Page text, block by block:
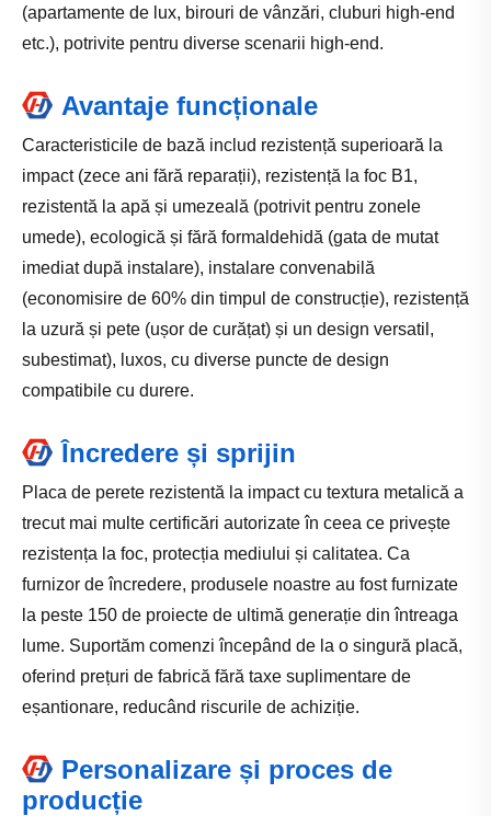
(apartamente de lux, birouri de vânzări, cluburi high-end
etc.), potrivite pentru diverse scenarii high-end.
Avantaje funcționale
Caracteristicile de bază includ rezistență superioară la
impact (zece ani fără reparații), rezistență la foc B1,
rezistentă la apă și umezeală (potrivit pentru zonele
umede), ecologică și fără formaldehidă (gata de mutat
imediat după instalare), instalare convenabilă
(economisire de 60% din timpul de construcție), rezistență
la uzură și pete (ușor de curățat) și un design versatil,
subestimat), luxos, cu diverse puncte de design
compatibile cu durere.
Încredere și sprijin
Placa de perete rezistentă la impact cu textura metalică a
trecut mai multe certificări autorizate în ceea ce privește
rezistența la foc, protecția mediului și calitatea. Ca
furnizor de încredere, produsele noastre au fost furnizate
la peste 150 de proiecte de ultimă generație din întreaga
lume. Suportăm comenzi începând de la o singură placă,
oferind prețuri de fabrică fără taxe suplimentare de
eșantionare, reducând riscurile de achiziție.
Personalizare și proces de
producție